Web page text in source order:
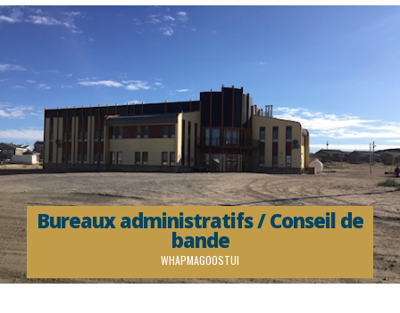
Bureaux administratifs / Conseil de
bande
WHAPMAGOOSTUI